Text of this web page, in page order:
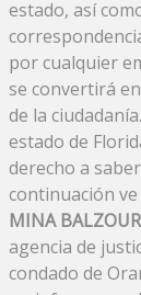
estado, así
por cualquier
se convertirá
de la
estado de
derecho a
continuación
MINA
agencia de
condado de